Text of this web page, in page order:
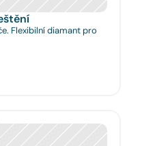
Flexibilní diamant pro